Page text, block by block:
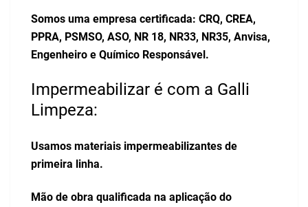
Somos uma empresa certificada: CRQ, CREA,
PPRA, PSMSO, ASO, NR 18, NR33, NR35, Anvisa,
Engenheiro e Químico Responsável.
Impermeabilizar é com a Galli
Limpeza:
Usamos materiais impermeabilizantes de
primeira linha.
Mão de obra qualificada na aplicação do